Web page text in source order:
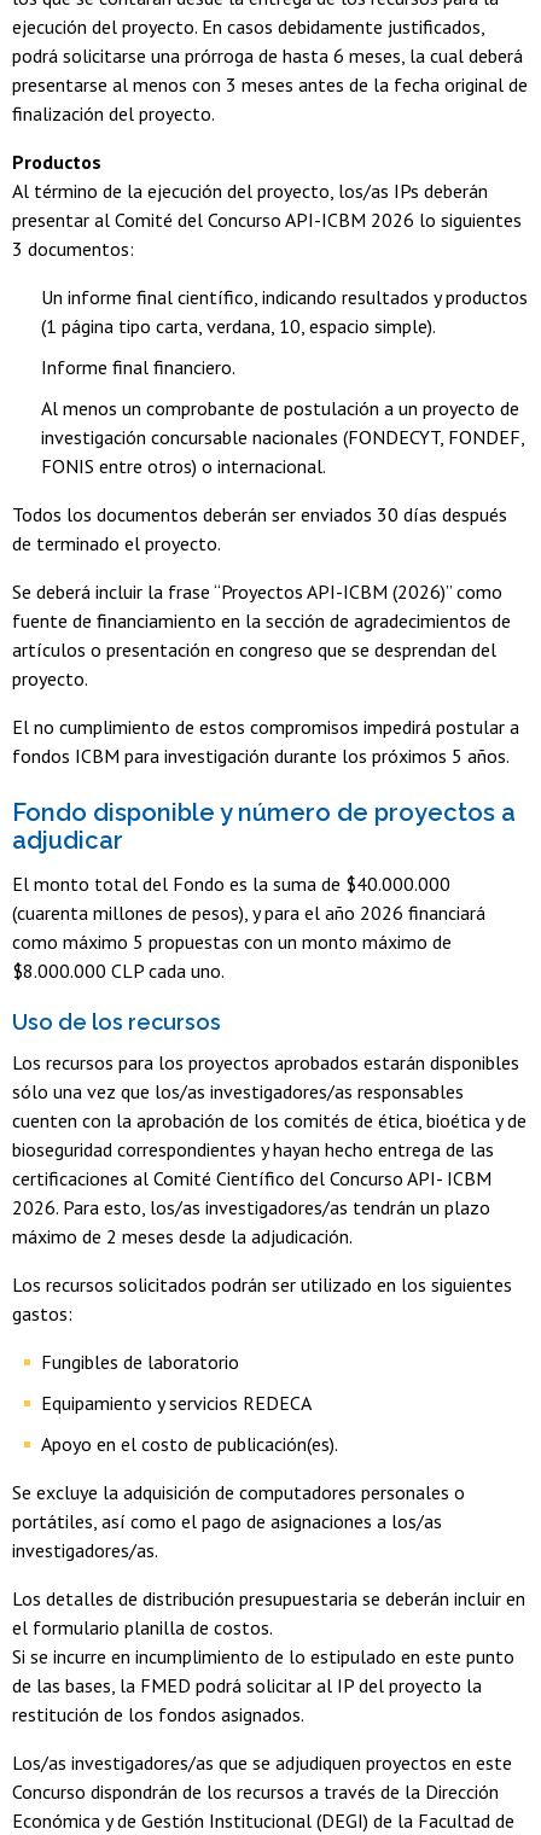
ejecución del proyecto. En casos debidamente justificados,
podrá solicitarse una prórroga de hasta 6 meses, la cual deberá
presentarse al menos con 3 meses antes de la fecha original de
finalización del proyecto.
Productos
Al término de la ejecución del proyecto, los/as IPs deberán
presentar al Comité del Concurso API-ICBM 2026 lo siguientes
3 documentos:
Un informe final científico, indicando resultados y productos
(1 página tipo carta, verdana, 10, espacio simple).
Informe final financiero.
Al menos un comprobante de postulación a un proyecto de
investigación concursable nacionales (FONDECYT, FONDEF,
FONIS entre otros) o internacional.
Todos los documentos deberán ser enviados 30 días después
de terminado el proyecto.
Se deberá incluir la frase “Proyectos API-ICBM (2026)” como
fuente de financiamiento en la sección de agradecimientos de
artículos o presentación en congreso que se desprendan del
proyecto.
El no cumplimiento de estos compromisos impedirá postular a
fondos ICBM para investigación durante los próximos 5 años.
Fondo disponible y número de proyectos a
adjudicar
El monto total del Fondo es la suma de $40.000.000
(cuarenta millones de pesos), y para el año 2026 financiará
como máximo 5 propuestas con un monto máximo de
$8.000.000 CLP cada uno.
Uso de los recursos
Los recursos para los proyectos aprobados estarán disponibles
sólo una vez que los/as investigadores/as responsables
cuenten con la aprobación de los comités de ética, bioética y de
bioseguridad correspondientes y hayan hecho entrega de las
certificaciones al Comité Científico del Concurso API- ICBM
2026. Para esto, los/as investigadores/as tendrán un plazo
máximo de 2 meses desde la adjudicación.
Los recursos solicitados podrán ser utilizado en los siguientes
gastos:
Fungibles de laboratorio
Equipamiento y servicios REDECA
Apoyo en el costo de publicación(es).
Se excluye la adquisición de computadores personales o
portátiles, así como el pago de asignaciones a los/as
investigadores/as.
Los detalles de distribución presupuestaria se deberán incluir en
el formulario planilla de costos.
Si se incurre en incumplimiento de lo estipulado en este punto
de las bases, la FMED podrá solicitar al IP del proyecto la
restitución de los fondos asignados.
Los/as investigadores/as que se adjudiquen proyectos en este
Concurso dispondrán de los recursos a través de la Dirección
Económica y de Gestión Institucional (DEGI) de la Facultad de